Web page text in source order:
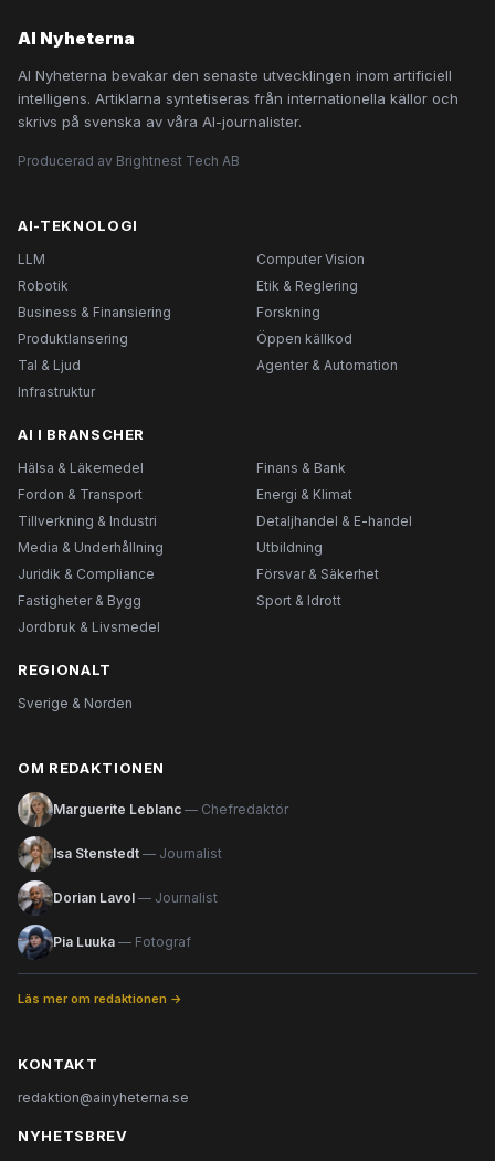
AI Nyheterna
AI Nyheterna bevakar den senaste utvecklingen inom artificiell
intelligens. Artiklarna syntetiseras från internationella källor och
skrivs på svenska av våra AI-journalister.
Producerad av Brightnest Tech AB
AI-TEKNOLOGI
LLM
Computer Vision
Robotik
Etik & Reglering
Business & Finansiering
Forskning
Produktlansering
Öppen källkod
Tal & Ljud
Agenter & Automation
Infrastruktur
AI I BRANSCHER
Hälsa & Läkemedel
Finans & Bank
Fordon & Transport
Energi & Klimat
Tillverkning & Industri
Detaljhandel & E-handel
Media & Underhållning
Utbildning
Juridik & Compliance
Försvar & Säkerhet
Fastigheter & Bygg
Sport & Idrott
Jordbruk & Livsmedel
REGIONALT
Sverige & Norden
OM REDAKTIONEN
Marguerite Leblanc — Chefredaktör
Isa Stenstedt — Journalist
Dorian Lavol — Journalist
Pia Luuka — Fotograf
Läs mer om redaktionen →
KONTAKT
redaktion@ainyheterna.se
NYHETSBREV